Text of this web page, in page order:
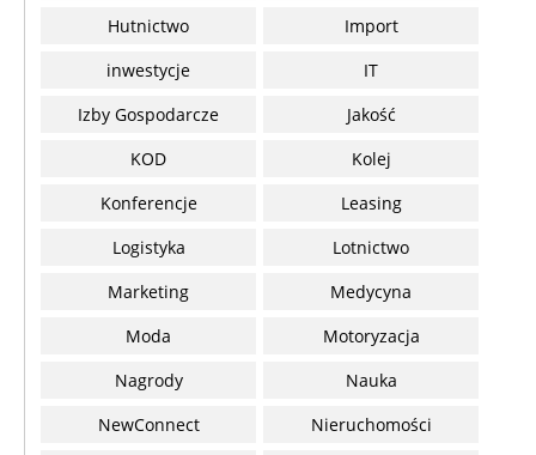
Hutnictwo
Import
inwestycje
IT
Izby Gospodarcze
Jakość
KOD
Kolej
Konferencje
Leasing
Logistyka
Lotnictwo
Marketing
Medycyna
Moda
Motoryzacja
Nagrody
Nauka
NewConnect
Nieruchomości